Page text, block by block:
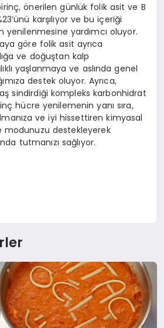
önerilen günlük folik asit ve B
karşılıyor ve bu içeriği
yenilenmesine yardımcı oluyor.
göre folik asit ayrıca
ve doğuştan kalp
yaşlanmaya ve aslında genel
destek oluyor. Ayrıca,
sindirdiği kompleks karbonhidrat
hücre yenilemenin yanı sıra,
ve iyi hissettiren kimyasal
modunuzu destekleyerek
tutmanızı sağlıyor.